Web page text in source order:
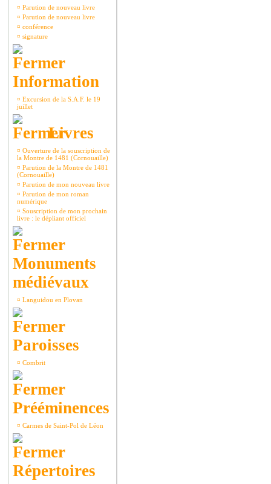
¤ Parution de nouveau livre
¤ Parution de nouveau livre
¤ conférence
¤ signature
Information
¤ Excursion de la S.A.F. le 19
juillet
Livres
¤ Ouverture de la souscription de
la Montre de 1481 (Cornouaille)
¤ Parution de la Montre de 1481
(Cornouaille)
¤ Parution de mon nouveau livre
¤ Parution de mon roman
numérique
¤ Souscription de mon prochain
livre : le dépliant officiel
Monuments
médiévaux
¤ Languidou en Plovan
Paroisses
¤ Combrit
Prééminences
¤ Carmes de Saint-Pol de Léon
Répertoires